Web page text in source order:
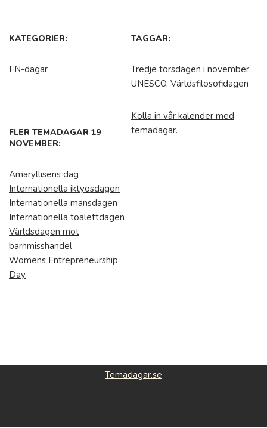
KATEGORIER:
FN-dagar
TAGGAR:
Tredje torsdagen i november,
UNESCO, Världsfilosofidagen
FLER TEMADAGAR 19
NOVEMBER:
Amaryllisens dag
Internationella iktyosdagen
Internationella mansdagen
Internationella toalettdagen
Världsdagen mot
barnmisshandel
Womens Entrepreneurship
Day
Kolla in vår kalender med
temadagar.
Temadagar.se